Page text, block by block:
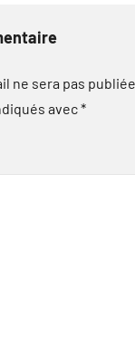
ne sera pas publiée.
avec*